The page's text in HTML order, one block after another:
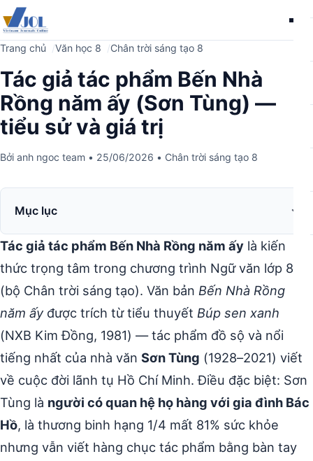
Trang chủ Văn học 8 Chân trời sáng tạo 8
Tác giả tác phẩm Bến Nhà
Rồng năm ấy (Sơn Tùng) —
tiểu sử và giá trị
Bởi anh ngoc team • 25/06/2026 • Chân trời sáng tạo 8
Mục lục
Tác giả tác phẩm Bến Nhà Rồng năm ấy là kiến
thức trọng tâm trong chương trình Ngữ văn lớp 8
(bộ Chân trời sáng tạo). Văn bản Bến Nhà Rồng
năm ấyđược trích từ tiểu thuyết Búp sen xanh
(NXB Kim Đồng, 1981) — tác phẩm đồ sộ và nổi
tiếng nhất của nhà văn Sơn Tùng (1928–2021) viết
về cuộc đời lãnh tụ Hồ Chí Minh. Điều đặc biệt: Sơn
Tùng là người có quan hệ họ hàng với gia đình Bác
Hồ, là thương binh hạng 1/4 mất 81% sức khỏe
nhưng vẫn viết hàng chục tác phẩm bằng bàn tay